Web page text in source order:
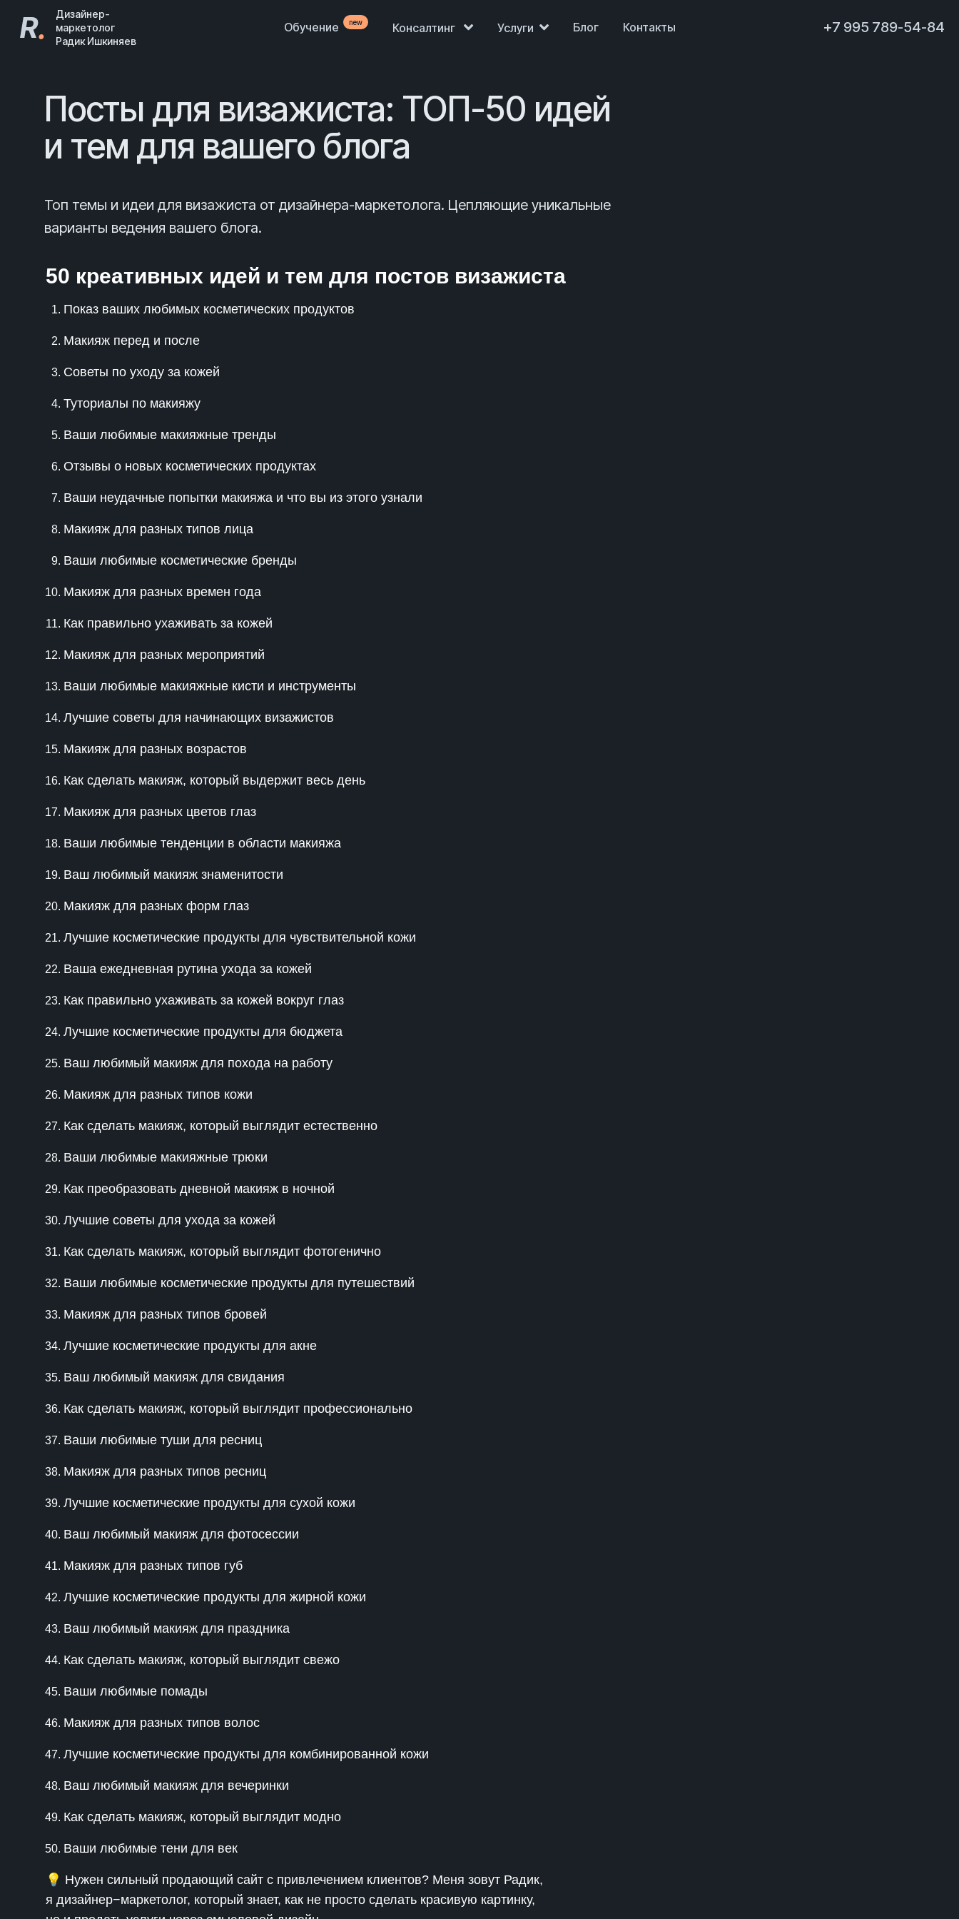
R.
Дизайнер-
маркетолог
Радик Ишкиняев
Обучение new Консалтинг Услуги Блог Контакты +7 995 789-54-84
Посты для визажиста: ТОП-50 идей
и тем для вашего блога
Топ темы и идеи для визажиста от дизайнера-маркетолога. Цепляющие уникальные
варианты ведения вашего блога.
50 креативных идей и тем для постов визажиста
Показ ваших любимых косметических продуктов
Макияж перед и после
Советы по уходу за кожей
Туториалы по макияжу
Ваши любимые макияжные тренды
Отзывы о новых косметических продуктах
Ваши неудачные попытки макияжа и что вы из этого узнали
Макияж для разных типов лица
Ваши любимые косметические бренды
Макияж для разных времен года
Как правильно ухаживать за кожей
Макияж для разных мероприятий
Ваши любимые макияжные кисти и инструменты
Лучшие советы для начинающих визажистов
Макияж для разных возрастов
Как сделать макияж, который выдержит весь день
Макияж для разных цветов глаз
Ваши любимые тенденции в области макияжа
Ваш любимый макияж знаменитости
Макияж для разных форм глаз
Лучшие косметические продукты для чувствительной кожи
Ваша ежедневная рутина ухода за кожей
Как правильно ухаживать за кожей вокруг глаз
Лучшие косметические продукты для бюджета
Ваш любимый макияж для похода на работу
Макияж для разных типов кожи
Как сделать макияж, который выглядит естественно
Ваши любимые макияжные трюки
Как преобразовать дневной макияж в ночной
Лучшие советы для ухода за кожей
Как сделать макияж, который выглядит фотогенично
Ваши любимые косметические продукты для путешествий
Макияж для разных типов бровей
Лучшие косметические продукты для акне
Ваш любимый макияж для свидания
Как сделать макияж, который выглядит профессионально
Ваши любимые туши для ресниц
Макияж для разных типов ресниц
Лучшие косметические продукты для сухой кожи
Ваш любимый макияж для фотосессии
Макияж для разных типов губ
Лучшие косметические продукты для жирной кожи
Ваш любимый макияж для праздника
Как сделать макияж, который выглядит свежо
Ваши любимые помады
Макияж для разных типов волос
Лучшие косметические продукты для комбинированной кожи
Ваш любимый макияж для вечеринки
Как сделать макияж, который выглядит модно
Ваши любимые тени для век
💡 Нужен сильный продающий сайт с привлечением клиентов? Меня зовут Радик,
я дизайнер−маркетолог, который знает, как не просто сделать красивую картинку,